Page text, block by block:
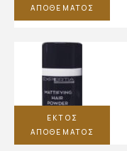
ΑΠΟΘΈΜΑΤΟΣ
ΕΚΤΌΣ
ΑΠΟΘΈΜΑΤΟΣ